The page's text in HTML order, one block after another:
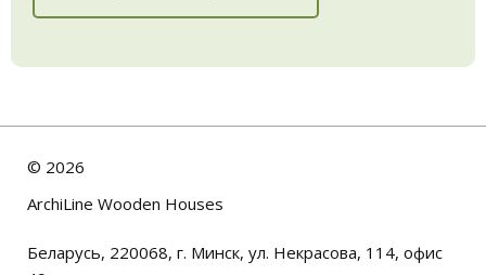
© 2026
ArchiLine Wooden Houses
Беларусь, 220068, г. Минск, ул. Некрасова, 114, офис